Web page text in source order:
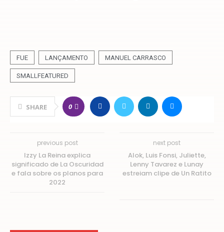
FUE LANÇAMENTO MANUEL CARRASCO
SMALLFEATURED
SHARE 0
previous post
Izzy La Reina explica
significado de La Oscuridad
e fala sobre os planos para
2022
next post
Alok, Luis Fonsi, Juliette,
Lenny Tavarez e Lunay
estreiam clipe de Un Ratito